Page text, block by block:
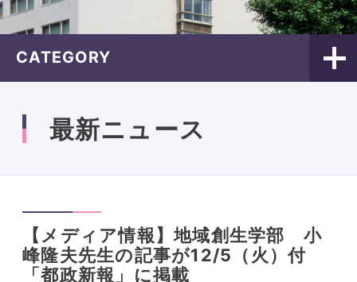
CATEGORY
最新ニュース
【メディア情報】地域創生学部 小
峰隆夫先生の記事が12/5（火）付
「都政新報」に掲載